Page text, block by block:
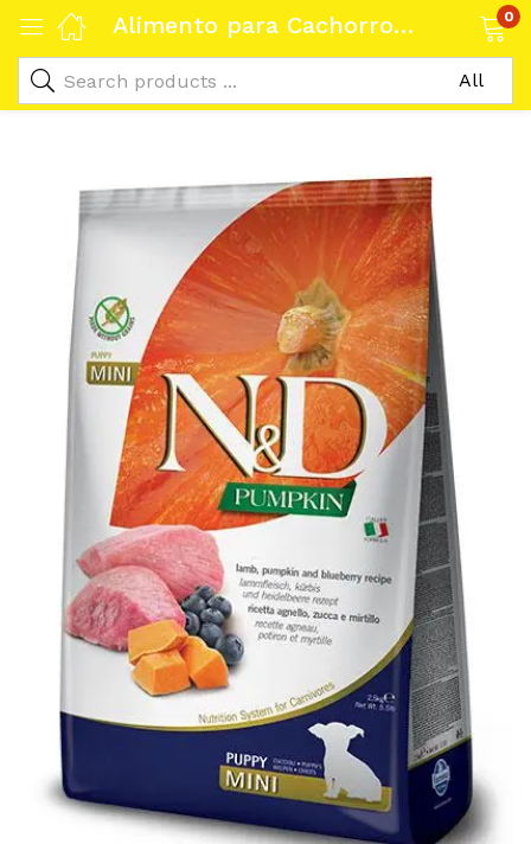
Alimento para Cachorros Mini Farmina ND Calabaza y Cordero 800g 0